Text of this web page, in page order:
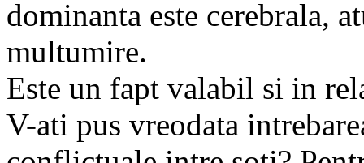
dominanta este cerebrala,
multumire.
Este un fapt valabil si in
V-ati pus vreodata